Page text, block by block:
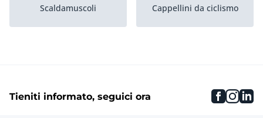
Scaldamuscoli Cappellini da ciclismo
Calzetteria Bandane
Tieniti informato, seguici ora